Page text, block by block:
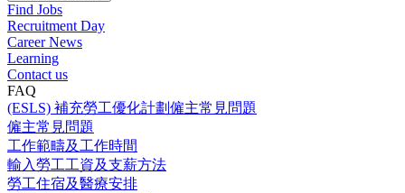
Find Jobs
Recruitment Day
Career News
Learning
Contact us
FAQ
(ESLS) 補充勞工優化計劃僱主常見問題
僱主常見問題
工作範疇及工作時間
輸入勞工工資及支薪方法
勞工住宿及醫療安排